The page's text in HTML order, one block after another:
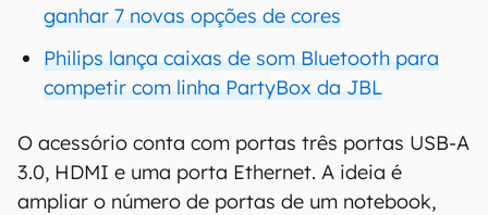
ganhar 7 novas opções de cores
Philips lança caixas de som Bluetooth para
competir com linha PartyBox da JBL
O acessório conta com portas três portas USB-A
3.0, HDMI e uma porta Ethernet. A ideia é
ampliar o número de portas de um notebook,